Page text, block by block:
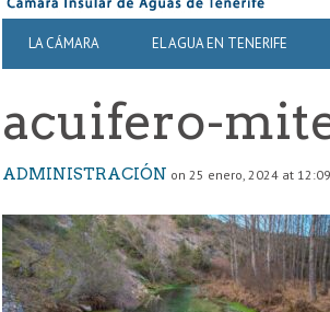
PRIMARY
NAVIGATION
LA CÁMARA EL AGUA EN TENERIFE
acuifero-
ADMINISTRACIÓN on 25 enero, 2024 at 12:09